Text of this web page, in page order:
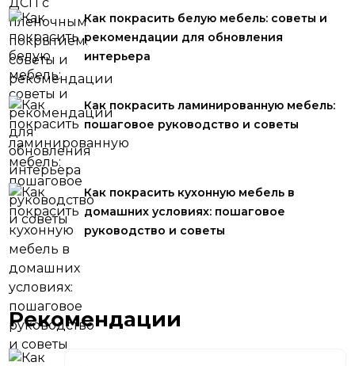
Как покрасить белую мебель: советы и
рекомендации для обновления
интерьера
Как покрасить ламинированную мебель:
пошаговое руководство и советы
Как покрасить кухонную мебель в
домашних условиях: пошаговое
руководство и советы
Рекомендации